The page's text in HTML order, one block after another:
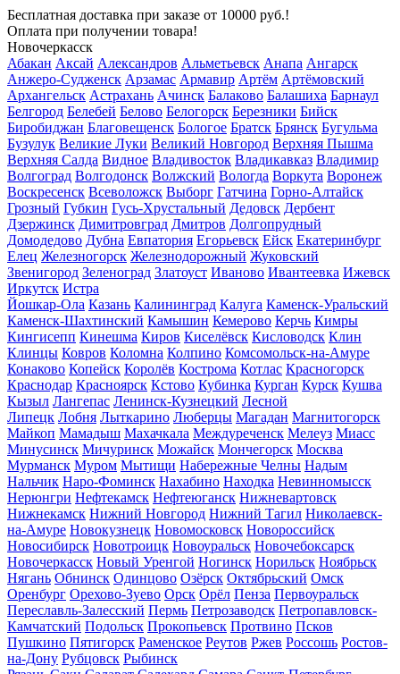
Бесплатная доставка при заказе от 10000 руб.!
Оплата при получении товара!
Новочеркасск
Абакан Аксай Александров Альметьевск Анапа Ангарск
Анжеро-Судженск Арзамас Армавир Артём Артёмовский
Архангельск Астрахань Ачинск Балаково Балашиха Барнаул
Белгород Белебей Белово Белогорск Березники Бийск
Биробиджан Благовещенск Бологое Братск Брянск Бугульма
Бузулук Великие Луки Великий Новгород Верхняя Пышма
Верхняя Салда Видное Владивосток Владикавказ Владимир
Волгоград Волгодонск Волжский Вологда Воркута Воронеж
Воскресенск Всеволожск Выборг Гатчина Горно-Алтайск
Грозный Губкин Гусь-Хрустальный Дедовск Дербент
Дзержинск Димитровград Дмитров Долгопрудный
Домодедово Дубна Евпатория Егорьевск Ейск Екатеринбург
Елец Железногорск Железнодорожный Жуковский
Звенигород Зеленоград Златоуст Иваново Ивантеевка Ижевск
Иркутск Истра
Йошкар-Ола Казань Калининград Калуга Каменск-Уральский
Каменск-Шахтинский Камышин Кемерово Керчь Кимры
Кингисепп Кинешма Киров Киселёвск Кисловодск Клин
Клинцы Ковров Коломна Колпино Комсомольск-на-Амуре
Конаково Копейск Королёв Кострома Котлас Красногорск
Краснодар Красноярск Кстово Кубинка Курган Курск Кушва
Кызыл Лангепас Ленинск-Кузнецкий Лесной
Липецк Лобня Лыткарино Люберцы Магадан Магнитогорск
Майкоп Мамадыш Махачкала Междуреченск Мелеуз Миасс
Минусинск Мичуринск Можайск Мончегорск Москва
Мурманск Муром Мытищи Набережные Челны Надым
Нальчик Наро-Фоминск Нахабино Находка Невинномысск
Нерюнгри Нефтекамск Нефтеюганск Нижневартовск
Нижнекамск Нижний Новгород Нижний Тагил Николаевск-
на-Амуре Новокузнецк Новомосковск Новороссийск
Новосибирск Новотроицк Новоуральск Новочебоксарск
Новочеркасск Новый Уренгой Ногинск Норильск Ноябрьск
Нягань Обнинск Одинцово Озёрск Октябрьский Омск
Оренбург Орехово-Зуево Орск Орёл Пенза Первоуральск
Переславль-Залесский Пермь Петрозаводск Петропавловск-
Камчатский Подольск Прокопьевск Протвино Псков
Пушкино Пятигорск Раменское Реутов Ржев Россошь Ростов-
на-Дону Рубцовск Рыбинск